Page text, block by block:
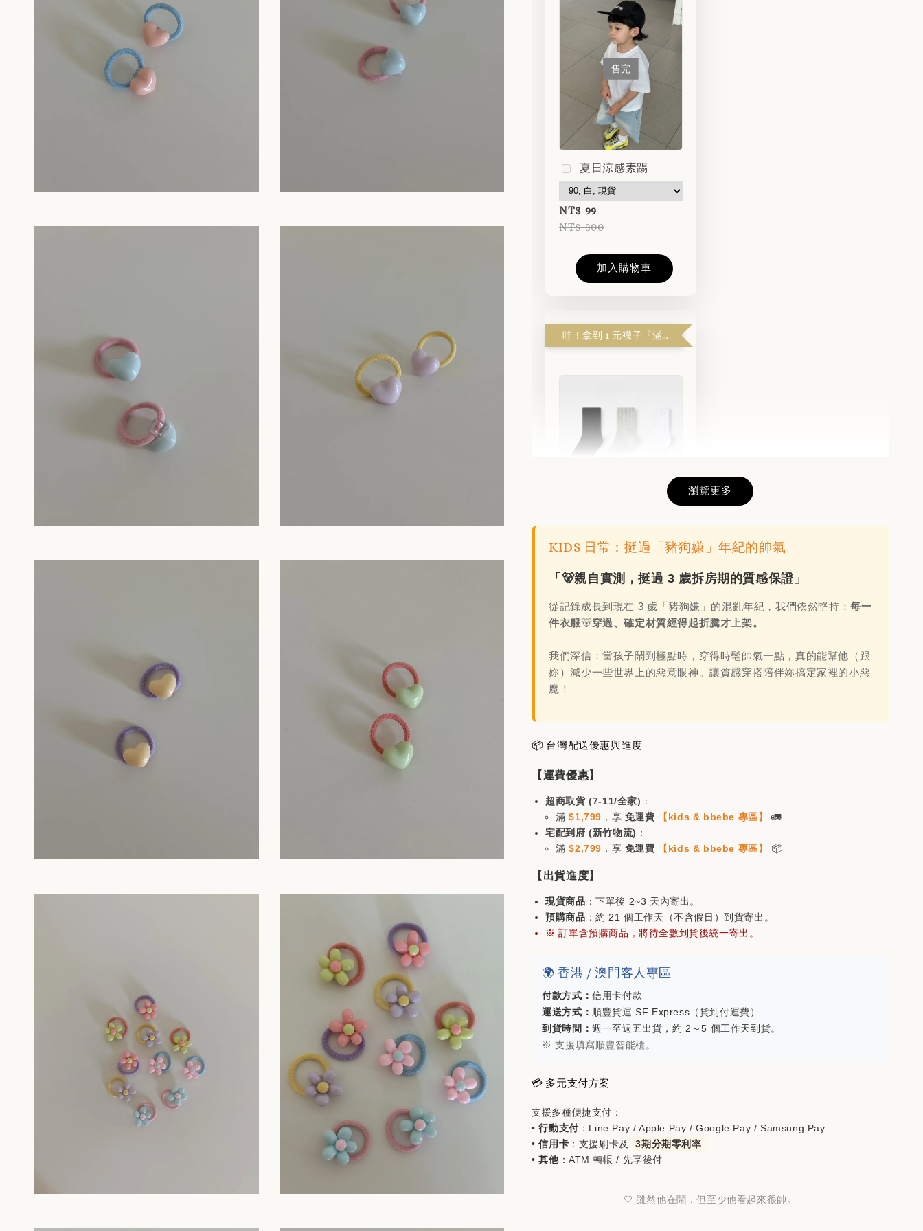
售完
夏日涼感素踢
NT$ 99
NT$ 300
加入購物車
哇！拿到 1 元襪子『滿$1599解鎖』
NT$ 1
- +
mont-bell方格紋五
分割帽(購買🐻家任
一商品即可折價
$200)
NT$ 980
NT$ 1,180
-
商品即可折價$200)
加入購物車
瀏覽更多
KIDS 日常：挺過「豬狗嫌」年紀的帥氣
「🐻親自實測，挺過 3 歲拆房期的質感保證」
從記錄成長到現在 3 歲「豬狗嫌」的混亂年紀，我們依然堅持：每一
件衣服🐻穿過、確定材質經得起折騰才上架。
我們深信：當孩子鬧到極點時，穿得時髦帥氣一點，真的能幫他（跟
妳）減少一些世界上的惡意眼神。讓質感穿搭陪伴妳搞定家裡的小惡
魔！
📦 台灣配送優惠與進度
【運費優惠】
超商取貨 (7-11/全家) ：
滿$1,799 ，享 免運費 【kids & bbebe 專區】
🚛
宅配到府 (新竹物流) ：
滿$2,799 ，享 免運費 【kids & bbebe 專區】 📦
【出貨進度】
現貨商品 ：下單後 2~3 天內寄出。
預購商品 ：約 21 個工作天（不含假日）到貨寄出。
※ 訂單含預購商品，將待全數到貨後統一寄出。
🌍 香港 / 澳門客人專區
付款方式：信用卡付款
運送方式： 順豐貨運 SF Express（貨到付運費）
到貨時間：週一至週五出貨，約 2～5 個工作天到貨。
※ 支援填寫順豐智能櫃。
💳 多元支付方案
支援多種便捷支付：
•行動支付：Line Pay / Apple Pay / Google Pay / Samsung Pay
•信用卡 ：支援刷卡及
3期分期零利率
•其他：ATM 轉帳 / 先享後付
🤍 雖然他在鬧，但至少他看起來很帥。